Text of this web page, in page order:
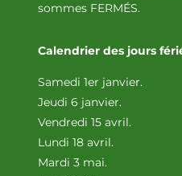
sommes FERMÉS.
Calendrier des jours
Samedi 1er janvier.
Jeudi 6 janvier.
Vendredi 15 avril.
Lundi 18 avril.
Mardi 3 mai.